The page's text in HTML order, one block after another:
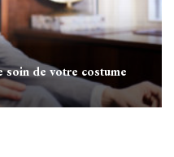
soin de votre costume